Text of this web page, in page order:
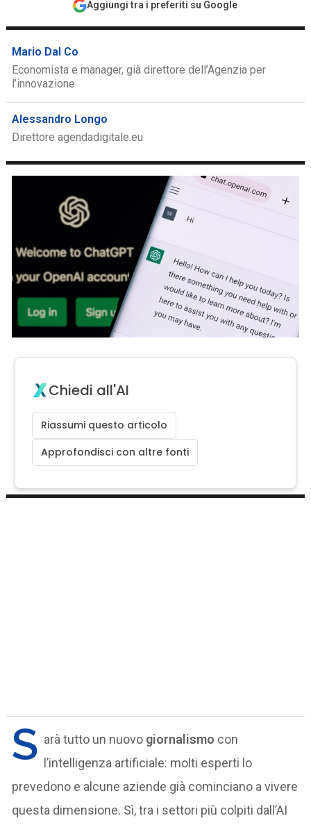
Aggiungi tra i preferiti su Google
Mario Dal Co
Economista e manager, già direttore dell’Agenzia per
l’innovazione
Alessandro Longo
Direttore agendadigitale.eu
Chiedi all'AI
Riassumi questo articolo
Approfondisci con altre fonti
S arà tutto un nuovo giornalismo con
l’intelligenza artificiale: molti esperti lo
prevedono e alcune aziende già cominciano a vivere
questa dimensione. Sì, tra i settori più colpiti dall’AI